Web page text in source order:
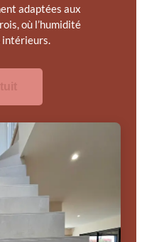
adaptées aux
où l’humidité
intérieurs.